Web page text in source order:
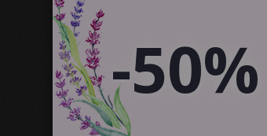
SIA Canvas WAY
Brīvības gatve
-50%